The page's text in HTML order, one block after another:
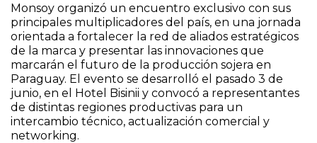
Monsoy organizó un encuentro exclusivo con sus
principales multiplicadores del país, en una jornada
orientada a fortalecer la red de aliados estratégicos
de la marca y presentar las innovaciones que
marcarán el futuro de la producción sojera en
Paraguay. El evento se desarrolló el pasado 3 de
junio, en el Hotel Bisinii y convocó a representantes
de distintas regiones productivas para un
intercambio técnico, actualización comercial y
networking.